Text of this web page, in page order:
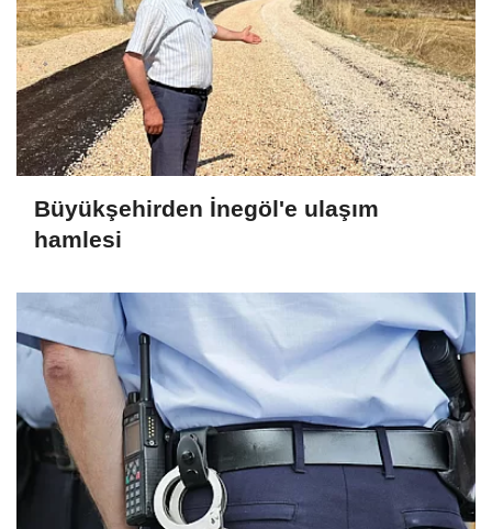
Büyükşehirden İnegöl'e ulaşım
hamlesi